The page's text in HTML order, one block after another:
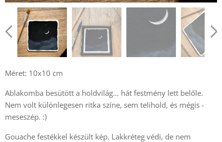
Méret: 10x10 cm
Ablakomba besütött a holdvilág… hát festmény lett belőle.
Nem volt különlegesen ritka színe, sem telihold, és mégis -
meseszép. :)
Gouache festékkel készült kép. Lakkréteg védi, de nem